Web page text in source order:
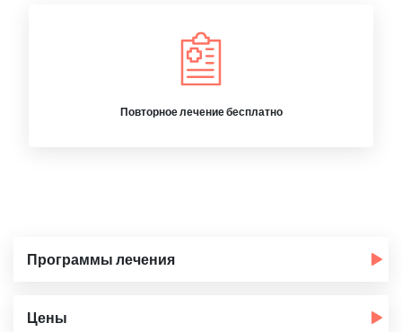
Повторное лечение бесплатно
Программы лечения
Цены